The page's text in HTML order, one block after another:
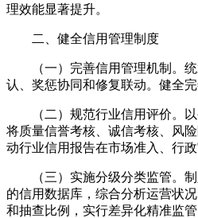
理效能显著提升。
二、健全信用管理制度
（一）完善信用管理机制。
认、奖惩协同和修复联动。健全
（二）规范行业信用评价。
将质量信誉考核、诚信考核、风
动行业信用报告在市场准入、行
（三）实施分级分类监管。
的信用数据库，综合分析运营状
和抽查比例，实行差异化精准监